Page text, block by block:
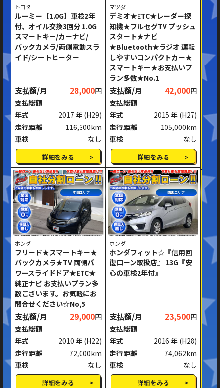
トヨタ
ルーミー【1.0G】車検2年
付、オイル交換3回分 1.0G
スマートキー/カーナビ/
バックカメラ/両側電動スラ
イド/シートヒーター
支払額/月 28,000円
支払総額
年式
2017 年 (H29)
走行距離
116,300km
車検
なし
詳細をみる
マツダ
デミオ★ETC★レーダー探
知機★フルセグTV プッシュ
スタート★ナビ
★Bluetooth★ラジオ 運転
しやすいコンパクトカー★
スマートキー★お支払いプ
ラン多数★No.1
支払額/月 42,000円
支払総額
年式
2015 年 (H27)
走行距離
105,000km
車検
なし
詳細をみる
中国エリア
ホンダ
フリード★スマートキー★
バックカメラ★TV 両側パ
ワースライドドア★ETC★
純正ナビ お支払いプラン多
数ございます。お気軽にお
問合せください☆No,5
支払額/月 29,000円
支払総額
年式
2010 年 (H22)
走行距離
72,000km
車検
なし
詳細をみる
四国エリア
ホンダ
ホンダフィット☆『信用回
復ローン取扱店』 13G『安
心の車検2年付』
支払額/月 23,500円
支払総額
年式
2016 年 (H28)
走行距離
74,062km
車検
なし
詳細をみる